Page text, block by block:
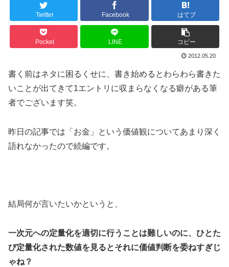
Twitter Facebook はてブ
Pocket LINE コピー
2012.05.20
書く前はネタに困るくせに、書き始めるとわらわら書きた
いことが出てきて1エントリに収まらなくなる癖がある筆
者でございます笑。
昨日の記事では「お金」という価値観についてあまり深く
語れなかったので続編です。
結局何が言いたいかというと、
一次元への定量化を適切に行うことは難しいのに、ひとた
び定量化された数値を見るとそれに価値判断を委ねすぎじ
ゃね？